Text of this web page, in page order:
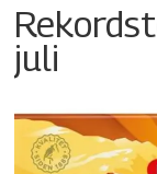
juli